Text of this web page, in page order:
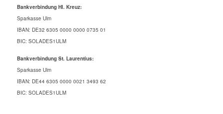
Bankverbindung Hl. Kreuz:
Sparkasse Ulm
IBAN: DE32 6305 0000 0000 0735 01
BIC: SOLADES1ULM
Bankverbindung St. Laurentius:
Sparkasse Ulm
IBAN: DE44 6305 0000 0021 3493 62
BIC: SOLADES1ULM